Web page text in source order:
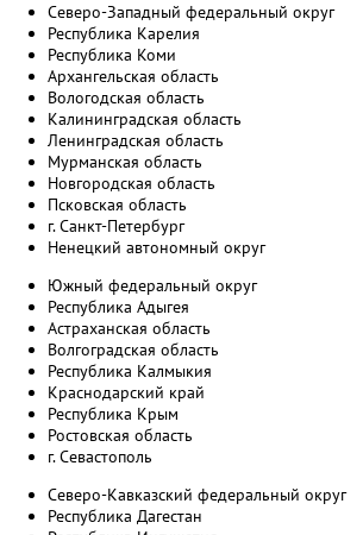
Северо-Западный федеральный округ
Республика Карелия
Республика Коми
Архангельская область
Вологодская область
Калининградская область
Ленинградская область
Мурманская область
Новгородская область
Псковская область
г. Санкт-Петербург
Ненецкий автономный округ
Южный федеральный округ
Республика Адыгея
Астраханская область
Волгоградская область
Республика Калмыкия
Краснодарский край
Республика Крым
Ростовская область
г. Севастополь
Северо-Кавказский федеральный округ
Республика Дагестан